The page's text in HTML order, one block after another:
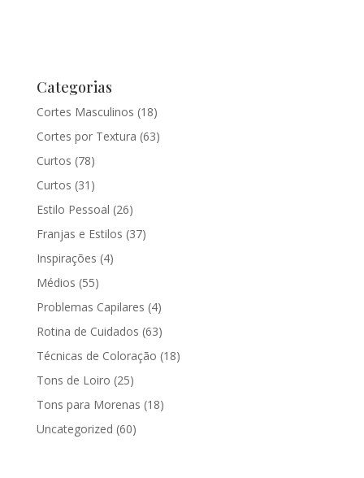
Categorias
Cortes Masculinos (18)
Cortes por Textura (63)
Curtos (78)
Curtos (31)
Estilo Pessoal (26)
Franjas e Estilos (37)
Inspirações (4)
Médios (55)
Problemas Capilares (4)
Rotina de Cuidados (63)
Técnicas de Coloração (18)
Tons de Loiro (25)
Tons para Morenas (18)
Uncategorized (60)